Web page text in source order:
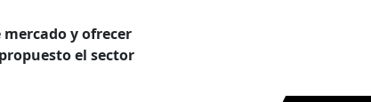
y ofrecer
el sector